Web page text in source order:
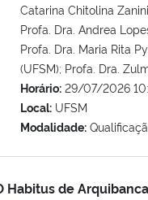
Catarina Chitolina
Profa. Dra. Andrea
Profa. Dra. Maria Rita
(UFSM); Profa. Dra.
Horário:29/07/2026
Local:UFSM
Modalidade:
Habitus de